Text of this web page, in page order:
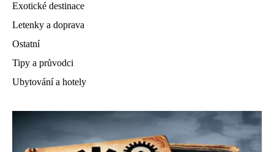
Exotické destinace
Letenky a doprava
Ostatní
Tipy a průvodci
Ubytování a hotely